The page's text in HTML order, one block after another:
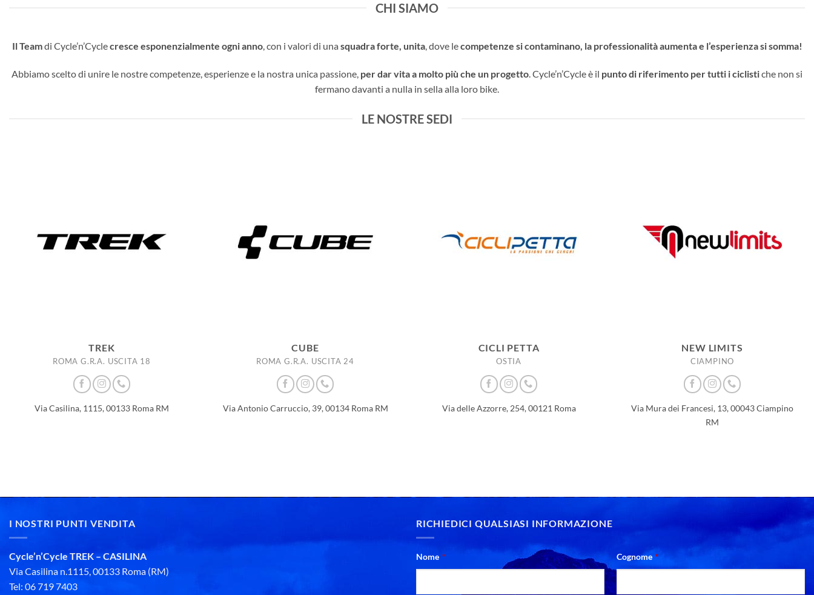
CHI SIAMO
Il Teamdi Cycle’n’Cyclecresce esponenzialmente ogni anno, con i valori di una squadra forte, unita, dove lecompetenze si contaminano, la professionalità aumenta e l’esperienza si somma!
Abbiamo scelto di unire le nostre competenze, esperienze e la nostra unica passione, per dar vita a molto più che un progetto . Cycle’n’Cycle è il punto di riferimento per tutti i ciclistiche non si
fermano davanti a nulla in sella alla loro bike.
LE NOSTRE SEDI
TREK
ROMA G.R.A. USCITA 18
Via Casilina, 1115, 00133 Roma RM
CUBE
ROMA G.R.A. USCITA 24
Via Antonio Carruccio, 39, 00134 Roma RM
CICLI PETTA
OSTIA
Via delle Azzorre, 254, 00121 Roma
NEW LIMITS
CIAMPINO
Via Mura dei Francesi, 13, 00043 Ciampino
RM
I NOSTRI PUNTI VENDITA
Cycle’n’Cycle TREK – CASILINA
Via Casilina n.1115, 00133 Roma (RM)
Tel: 06 719 7403
RICHIEDICI QUALSIASI INFORMAZIONE
Nome * Cognome *